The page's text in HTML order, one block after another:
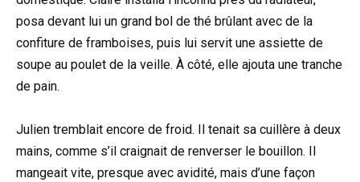
posa devant lui un grand bol de thé brûlant avec de la
confiture de framboises, puis lui servit une assiette de
soupe au poulet de la veille. À côté, elle ajouta une tranche
de pain.
Julien tremblait encore de froid. Il tenait sa cuillère à deux
mains, comme s’il craignait de renverser le bouillon. Il
mangeait vite, presque avec avidité, mais d’une façon